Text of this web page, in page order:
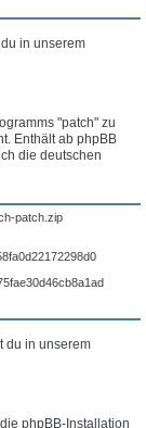
in unserem
"patch" zu
Enthält ab phpBB
die deutschen
patch.zip
du in unserem
phpBB-Installation